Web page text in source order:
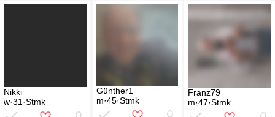
Nikki
w·31·Stmk
Günther1
m·45·Stmk
Franz79
m·47·Stmk